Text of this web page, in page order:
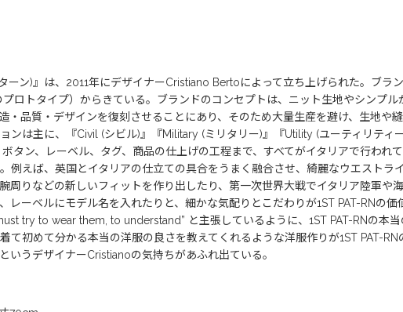
ーン)』は、2011年にデザイナーCristiano Bertoによって立ち上げられた。ブラ
ロトタイプ）からきている。ブランドのコンセプトは、ニット生地やシンプ
・品質・デザインを復刻させることにあり、そのため大量生産を避け、生地や
ンは主に、『Civil (シビル)』『Military (ミリタリー)』『Utility (ユーティリティ
タン、レーベル、タグ、商品の仕上げの工程まで、すべてがイタリアで行われ
例えば、英国とイタリアの仕立ての具合をうまく融合させ、綺麗なウエストラ
周りなどの新しいフィットを作り出したり、第一次世界大戦でイタリア陸軍や
レーベルにモデル名を入れたりと、細かな気配りとこだわりが1ST PAT-RNの価
try to wear them, to understand” と主張しているように、1ST PAT-RNの本
て初めて分かる本当の洋服の良さを教えてくれるような洋服作りが1ST PAT-
いうデザイナーCristianoの気持ちがあふれ出ている。